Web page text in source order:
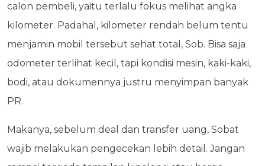
calon pembeli, yaitu terlalu fokus melihat angka
kilometer. Padahal, kilometer rendah belum tentu
menjamin mobil tersebut sehat total, Sob. Bisa saja
odometer terlihat kecil, tapi kondisi mesin, kaki-kaki,
bodi, atau dokumennya justru menyimpan banyak
PR.
Makanya, sebelum deal dan transfer uang, Sobat
wajib melakukan pengecekan lebih detail. Jangan